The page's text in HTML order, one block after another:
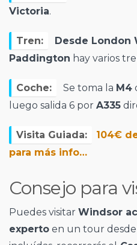
Victoria.
Tren:
Desde London
Paddington hay varios
Coche: Se toma la M4
luego salida 6 por A335
Visita Guiada:
104€
para más info…
Consejo para
Puedes visitar Windsor
experto en un tour